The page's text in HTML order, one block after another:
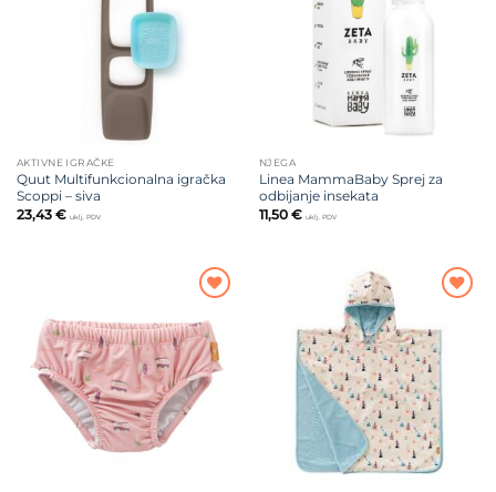
AKTIVNE IGRAČKE
Quut Multifunkcionalna igračka
Scoppi – siva
23,43 € uklj. PDV
NJEGA
Linea MammaBaby Sprej za
odbijanje insekata
11,50 € uklj. PDV
na listu
želja
na listu
želja